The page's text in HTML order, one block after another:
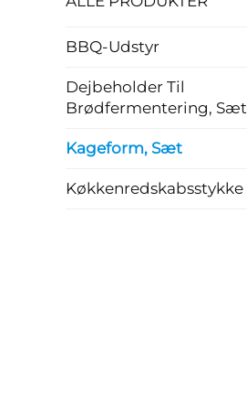
BBQ-Udstyr
Dejbeholder Til
Brødfermentering, Sæt
Kageform, Sæt
Køkkenredskabsstykke